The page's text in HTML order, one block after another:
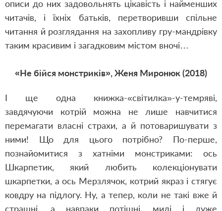
описи до них задовольнять цікавість і найменших
читачів, і їхніх батьків, перетворивши спільне
читання й розглядання на захопливу гру-мандрівку
таким красивим і загадковим містом вночі…
«Не бійся монстриків», Женя Миронюк (2018)
І ще одна книжка-«світилка»-у-темряві,
завдячуючи котрій можна не лише навчитися
перемагати власні страхи, а й потоваришувати з
ними! Що для цього потрібно? По-перше,
познайомитися з хатніми монстриками: ось
Шкарпетик, який любить колекціонувати
шкарпетки, а ось Мерзлячок, котрий якраз і стягує
ковдру на підлогу. Ну, а тепер, коли не такі вже й
страшні, а навпаки потішні, милі і дуже